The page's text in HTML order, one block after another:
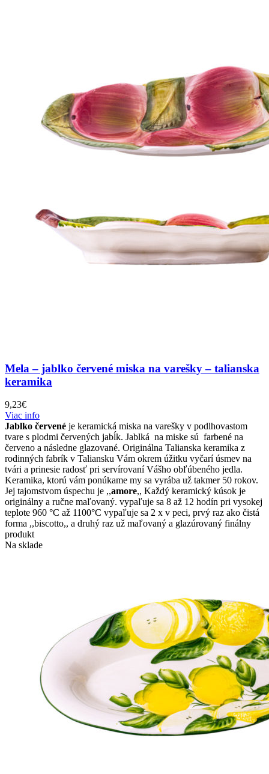
Mela – jablko červené miska na varešky – talianska
keramika
9,23€
Viac info
Jablko červené je keramická miska na varešky v podlhovastom
tvare s plodmi červených jabĺk. Jablká na miske sú farbené na
červeno a následne glazované. Originálna Talianska keramika z
rodinných fabrík v Taliansku Vám okrem úžitku vyčarí úsmev na
tvári a prinesie radosť pri servírovaní Vášho obľúbeného jedla.
Keramika, ktorú vám ponúkame my sa vyrába už takmer 50 rokov.
Jej tajomstvom úspechu je ,,amore,, Každý keramický kúsok je
originálny a ručne maľovaný. vypaľuje sa 8 až 12 hodín pri vysokej
teplote 960 °C až 1100°C vypaľuje sa 2 x v peci, prvý raz ako čistá
forma ,,biscotto,, a druhý raz už maľovaný a glazúrovaný finálny
produkt
Na sklade